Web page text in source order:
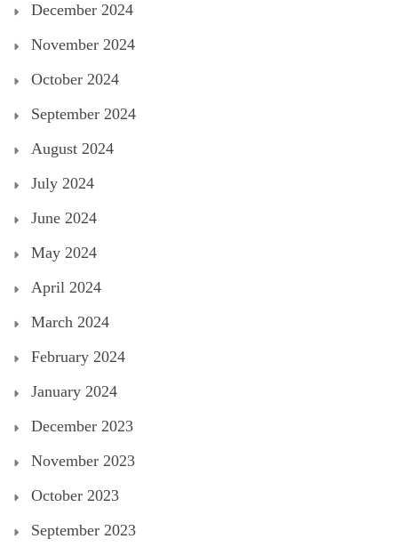
December 2024
November 2024
October 2024
September 2024
August 2024
July 2024
June 2024
May 2024
April 2024
March 2024
February 2024
January 2024
December 2023
November 2023
October 2023
September 2023